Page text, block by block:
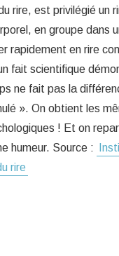
rire, est privilégié un
en groupe dans
rapidement en rire
fait scientifique
ne fait pas la
». On obtient les
! Et on
humeur. Source :
rire